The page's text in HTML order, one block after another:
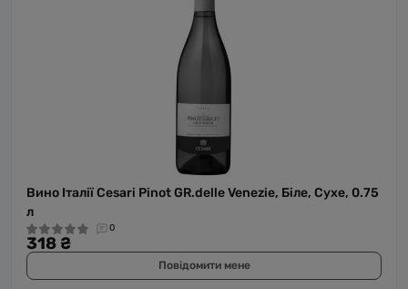
Вино Італії Cesari Pinot GR.delle Venezie, Біле, Сухе, 0.75
л
0
318 ₴
Повідомити мене